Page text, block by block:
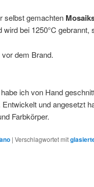
selbst gemachten
wird bei 1250°C gebrannt,
dem Brand.
ich von Hand
und angesetzt
Farbkörper.
| Verschlagwortet mit